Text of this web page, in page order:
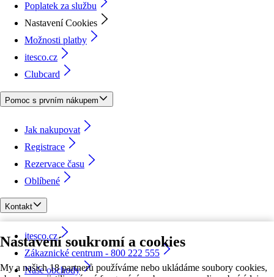
Nastavení soukromí a cookies
My a našich 18 partnerů používáme nebo ukládáme soubory cookies,
Poplatek za službu
Nastavení Cookies
Možnosti platby
itesco.cz
Clubcard
Pomoc s prvním nákupem
Jak nakupovat
Registrace
Rezervace času
Oblíbené
Kontakt
itesco.cz
Zákaznické centrum - 800 222 555
Naše obchody